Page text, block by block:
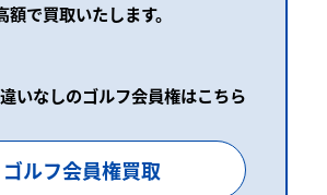
額で買取いたします。
いなしのゴルフ会員権はこちら
ゴルフ会員権買取